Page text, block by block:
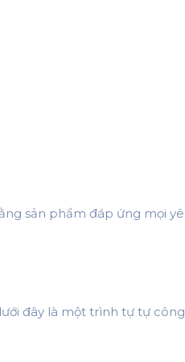
sản phẩm đáp ứng mọi
đây là một trình tự tự